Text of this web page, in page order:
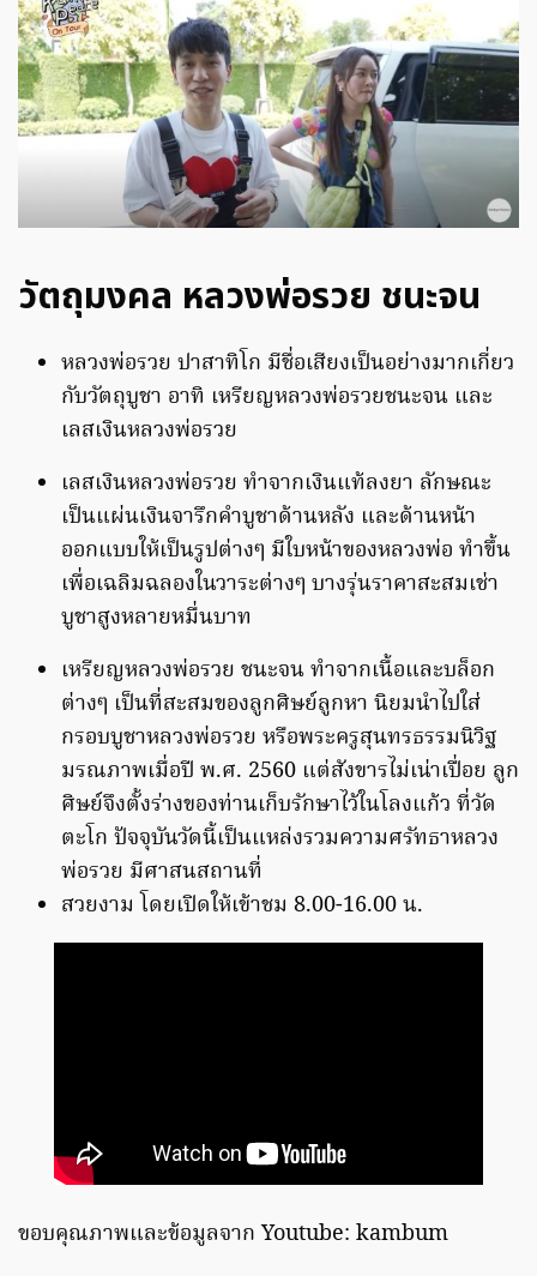
วัตถุมงคล หลวงพ่อรวย ชนะจน
หลวงพ่อรวย ปาสาทิโก มีชื่อเสียงเป็นอย่างมากเกี่ยว
กับวัตถุบูชา อาทิ เหรียญหลวงพ่อรวยชนะจน และ
เลสเงินหลวงพ่อรวย
เลสเงินหลวงพ่อรวย ทำจากเงินแท้ลงยา ลักษณะ
เป็นแผ่นเงินจารึกคำบูชาด้านหลัง และด้านหน้า
ออกแบบให้เป็นรูปต่างๆ มีใบหน้าของหลวงพ่อ ทำขึ้น
เพื่อเฉลิมฉลองในวาระต่างๆ บางรุ่นราคาสะสมเช่า
บูชาสูงหลายหมื่นบาท
เหรียญหลวงพ่อรวย ชนะจน ทำจากเนื้อและบล็อก
ต่างๆ เป็นที่สะสมของลูกศิษย์ลูกหา นิยมนำไปใส่
กรอบบูชาหลวงพ่อรวย หรือพระครูสุนทรธรรมนิวิฐ
มรณภาพเมื่อปี พ.ศ. 2560 แต่สังขารไม่เน่าเปื่อย ลูก
ศิษย์จึงตั้งร่างของท่านเก็บรักษาไว้ในโลงแก้ว ที่วัด
ตะโก ปัจจุบันวัดนี้เป็นแหล่งรวมความศรัทธาหลวง
พ่อรวย มีศาสนสถานที่
สวยงาม โดยเปิดให้เข้าชม 8.00-16.00 น.
ขอบคุณภาพและข้อมูลจาก Youtube: kambum